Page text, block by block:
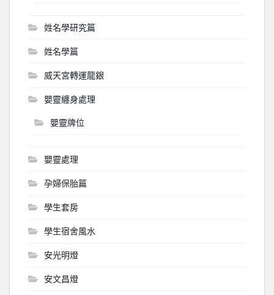
姓名學研究篇
姓名學篇
威天宮轉運龍銀
嬰靈纏身處理
嬰靈牌位
嬰靈處理
孕婦保胎篇
學生套房
學生宿舍風水
安光明燈
安文昌燈